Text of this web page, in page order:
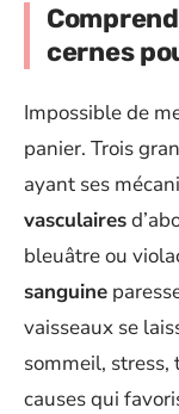
cernes
Impossible de
panier. Trois
ayant ses
vasculaires
bleuâtre ou
sanguine
vaisseaux se
sommeil,
causes qui